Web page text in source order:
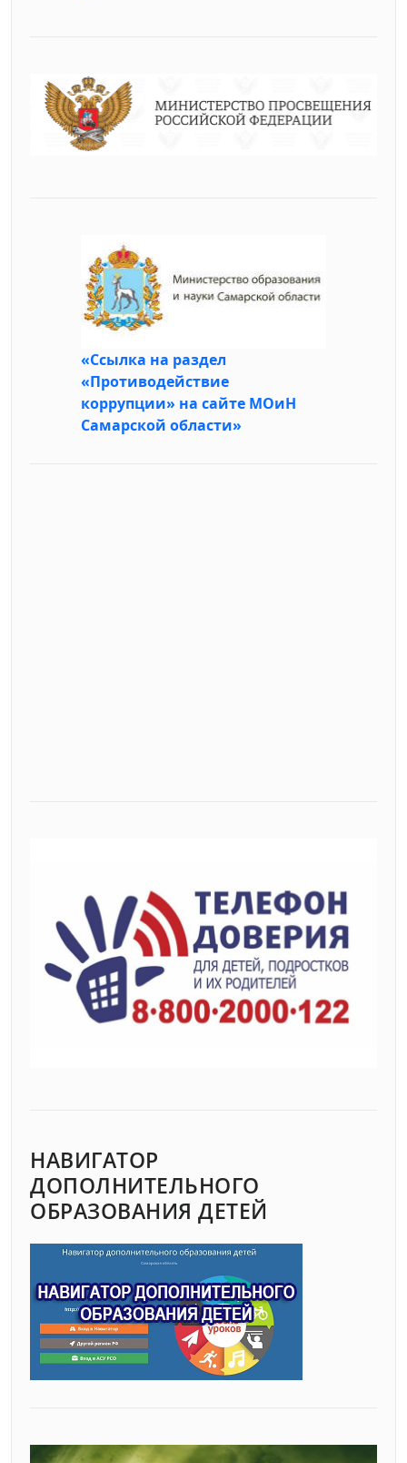
«Ссылка на раздел
«Противодействие
коррупции» на сайте МОиН
Самарской области»
НАВИГАТОР
ДОПОЛНИТЕЛЬНОГО
ОБРАЗОВАНИЯ ДЕТЕЙ